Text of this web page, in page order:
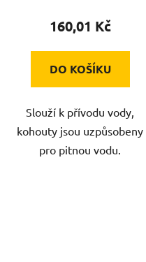
160,01 Kč
DO KOŠÍKU
Slouží k přívodu vody,
kohouty jsou uzpůsobeny
pro pitnou vodu.